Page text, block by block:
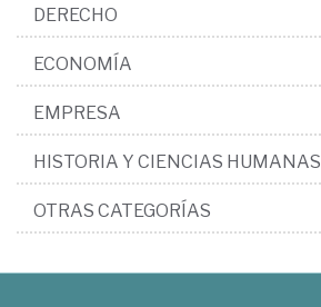
DERECHO
ECONOMÍA
EMPRESA
HISTORIA Y CIENCIAS HUMANAS
OTRAS CATEGORÍAS